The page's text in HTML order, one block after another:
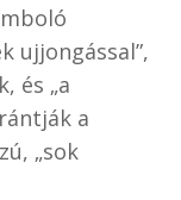
ujjongással”,
és „a
a
„sok